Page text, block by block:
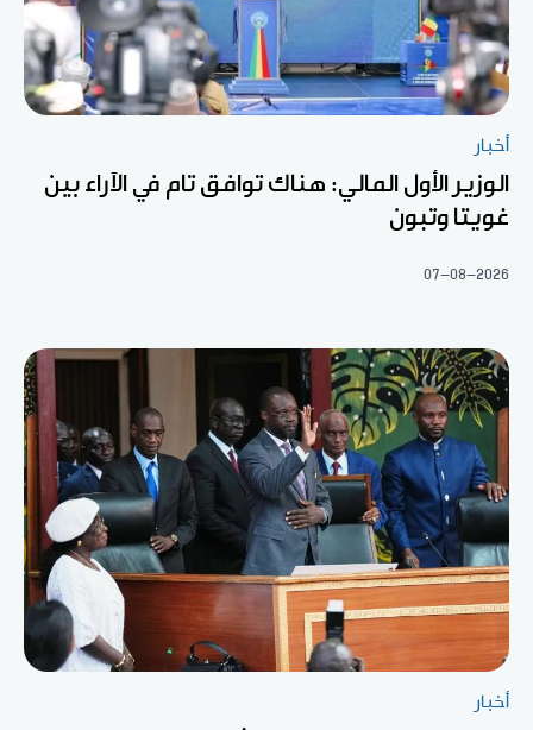
أخبار
الوزير الأول المالي: هناك توافق تام في الآراء بين
غويتا وتبون
07-08-2026
أخبار